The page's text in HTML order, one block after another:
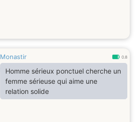
Monastir 0.8
Homme sérieux ponctuel cherche un
femme sérieuse qui aime une
relation solide